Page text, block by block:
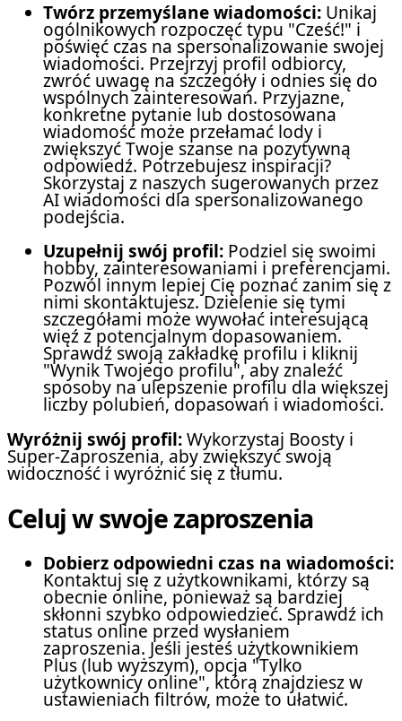
Twórz przemyślane wiadomości: Unikaj
ogólnikowych rozpoczęć typu "Cześć!" i
poświęć czas na spersonalizowanie swojej
wiadomości. Przejrzyj profil odbiorcy,
zwróć uwagę na szczegóły i odnies się do
wspólnych zainteresowań. Przyjazne,
konkretne pytanie lub dostosowana
wiadomość może przełamać lody i
zwiększyć Twoje szanse na pozytywną
odpowiedź. Potrzebujesz inspiracji?
Skorzystaj z naszych sugerowanych przez
AI wiadomości dla spersonalizowanego
podejścia.
Uzupełnij swój profil: Podziel się swoimi
hobby, zainteresowaniami i preferencjami.
Pozwól innym lepiej Cię poznać zanim się z
nimi skontaktujesz. Dzielenie się tymi
szczegółami może wywołać interesującą
więź z potencjalnym dopasowaniem.
Sprawdź swoją zakładkę profilu i kliknij
"Wynik Twojego profilu", aby znaleźć
sposoby na ulepszenie profilu dla większej
liczby polubień, dopasowań i wiadomości.
Wyróżnij swój profil:Wykorzystaj Boosty i
Super-Zaproszenia, aby zwiększyć swoją
widoczność i wyróżnić się z tłumu.
Celuj w swoje zaproszenia
Dobierz odpowiedni czas na wiadomości:
Kontaktuj się z użytkownikami, którzy są
obecnie online, ponieważ są bardziej
skłonni szybko odpowiedzieć. Sprawdź ich
status online przed wysłaniem
zaproszenia. Jeśli jesteś użytkownikiem
Plus (lub wyższym), opcja "Tylko
użytkownicy online", którą znajdziesz w
ustawieniach filtrów, może to ułatwić.